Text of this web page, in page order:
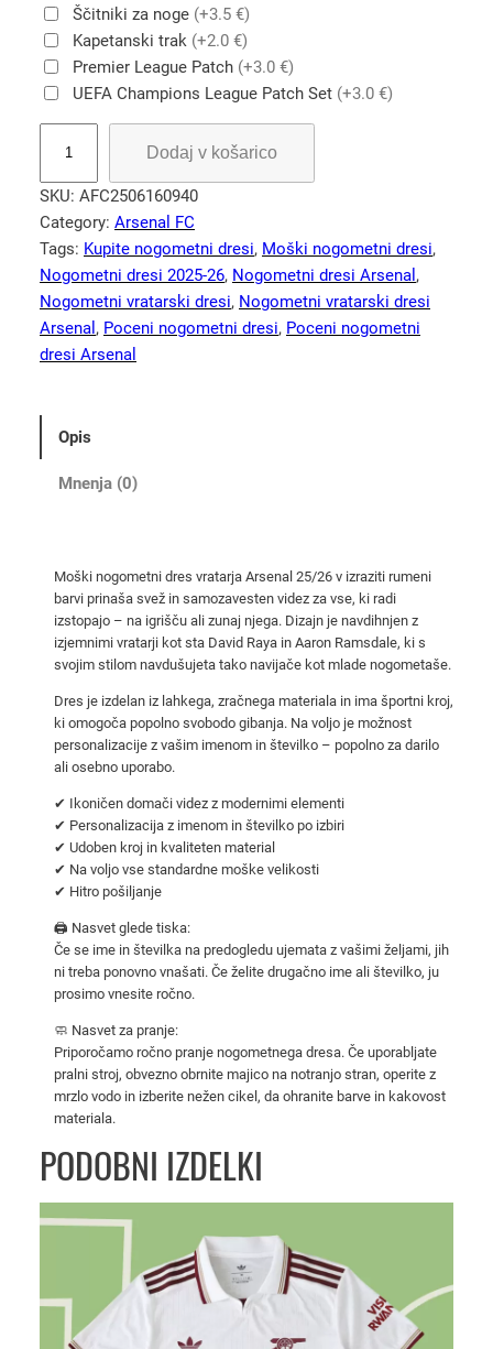
Ščitniki za noge (+3.5 €)
Kapetanski trak (+2.0 €)
Premier League Patch (+3.0 €)
UEFA Champions League Patch Set (+3.0 €)
s
e
n
a
l
F
C
n
r
l
Dodaj v košarico
SKU: AFC2506160940
Category: Arsenal FC
Tags: Kupite nogometni dresi, Moški nogometni dresi
Nogometni dresi 2025-26, Nogometni dresi Arsenal
Nogometni vratarski dresi, Nogometni vratarski dresi
Arsenal , Poceni nogometni dresi, Poceni nogometni
dresi Arsenal
Opis
Mnenja (0)
Moški nogometni dres vratarja Arsenal 25/26 v izraziti rumeni
barvi prinaša svež in samozavesten videz za vse, ki radi
izstopajo – na igrišču ali zunaj njega. Dizajn je navdihnjen z
izjemnimi vratarji kot sta David Raya in Aaron Ramsdale, ki s
svojim stilom navdušujeta tako navijače kot mlade nogometaše.
Dres je izdelan iz lahkega, zračnega materiala in ima športni kroj,
ki omogoča popolno svobodo gibanja. Na voljo je možnost
personalizacije z vašim imenom in številko – popolno za darilo
ali osebno uporabo.
✔ Ikoničen domači videz z modernimi elementi
✔ Personalizacija z imenom in številko po izbiri
✔ Udoben kroj in kvaliteten material
✔ Na voljo vse standardne moške velikosti
✔ Hitro pošiljanje
🖨️ Nasvet glede tiska:
Če se ime in številka na predogledu ujemata z vašimi željami, jih
ni treba ponovno vnašati. Če želite drugačno ime ali številko, ju
prosimo vnesite ročno.
🧼 Nasvet za pranje:
Priporočamo ročno pranje nogometnega dresa. Če uporabljate
pralni stroj, obvezno obrnite majico na notranjo stran, operite z
mrzlo vodo in izberite nežen cikel, da ohranite barve in kakovost
materiala.
PODOBNI IZDELKI